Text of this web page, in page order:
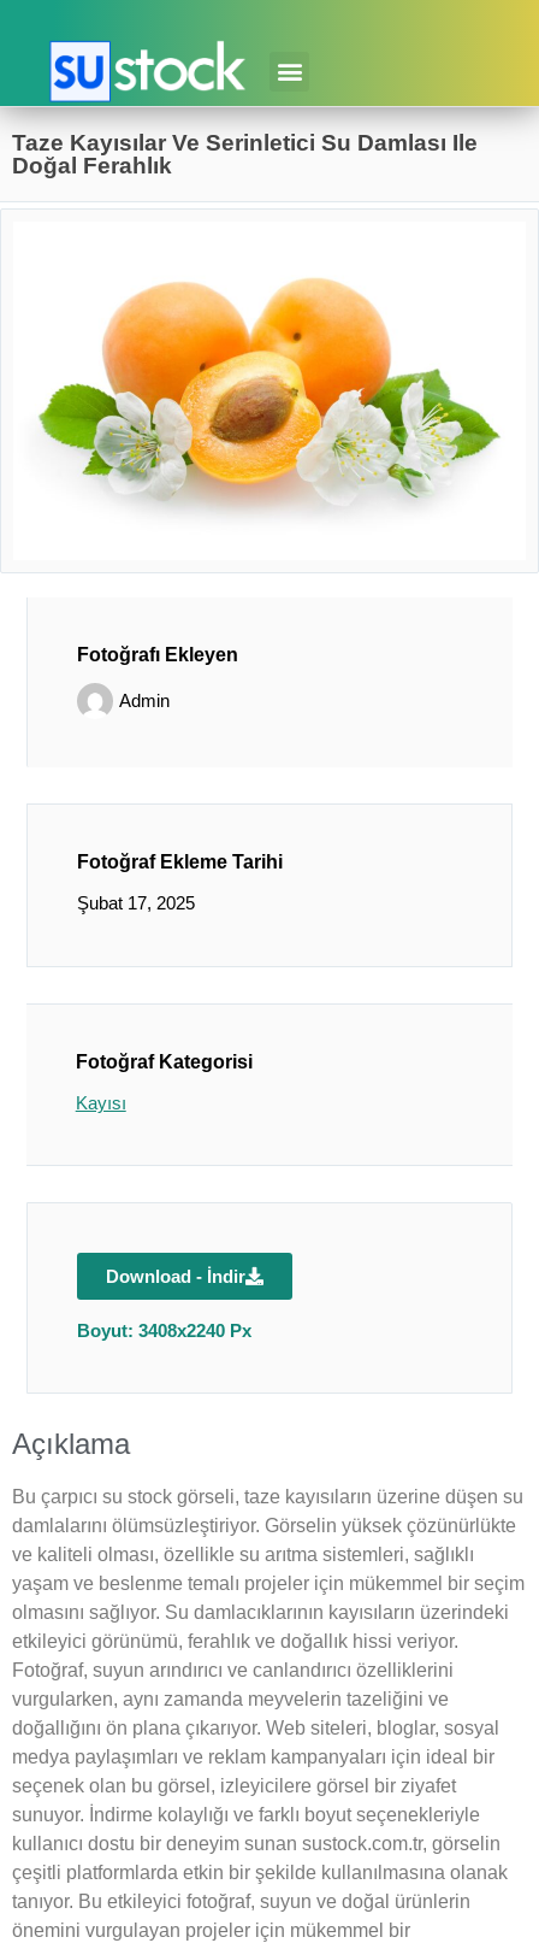
Taze Kayısılar Ve Serinletici Su Damlası Ile
Doğal Ferahlık
Fotoğrafı Ekleyen
Admin
Fotoğraf Ekleme Tarihi
Şubat 17, 2025
Fotoğraf Kategorisi
Kayısı
Download - İndir
Boyut: 3408x2240 Px
Açıklama
Bu çarpıcı su stock görseli, taze kayısıların üzerine düşen su
damlalarını ölümsüzleştiriyor. Görselin yüksek çözünürlükte
ve kaliteli olması, özellikle su arıtma sistemleri, sağlıklı
yaşam ve beslenme temalı projeler için mükemmel bir seçim
olmasını sağlıyor. Su damlacıklarının kayısıların üzerindeki
etkileyici görünümü, ferahlık ve doğallık hissi veriyor.
Fotoğraf, suyun arındırıcı ve canlandırıcı özelliklerini
vurgularken, aynı zamanda meyvelerin tazeliğini ve
doğallığını ön plana çıkarıyor. Web siteleri, bloglar, sosyal
medya paylaşımları ve reklam kampanyaları için ideal bir
seçenek olan bu görsel, izleyicilere görsel bir ziyafet
sunuyor. İndirme kolaylığı ve farklı boyut seçenekleriyle
kullanıcı dostu bir deneyim sunan sustock.com.tr, görselin
çeşitli platformlarda etkin bir şekilde kullanılmasına olanak
tanıyor. Bu etkileyici fotoğraf, suyun ve doğal ürünlerin
önemini vurgulayan projeler için mükemmel bir